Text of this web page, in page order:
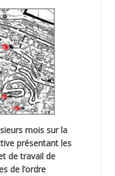
mois sur la
présentant les
de travail de
de l’ordre